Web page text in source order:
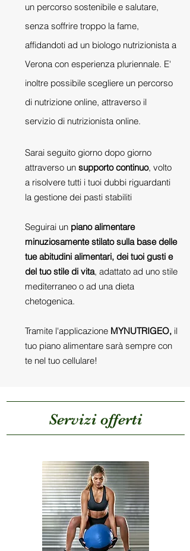
un percorso sostenibile e salutare,
senza soffrire troppo la fame,
affidandoti ad un biologo nutrizionista a
Verona con esperienza pluriennale. E'
inoltre possibile scegliere un percorso
di nutrizione online, attraverso il
servizio di nutrizionista online.
Sarai seguito giorno dopo giorno
attraverso un supporto continuo, volto
a risolvere tutti i tuoi dubbi riguardanti
la gestione dei pasti stabiliti
Seguirai un piano alimentare
minuziosamente stilato sulla base delle
tue abitudini alimentari, dei tuoi gusti e
del tuo stile di vita, adattato ad uno stile
mediterraneo o ad una dieta
chetogenica.
Tramite l'applicazione MYNUTRIGEO, il
tuo piano alimentare sarà sempre con
te nel tuo cellulare!
Servizi offerti